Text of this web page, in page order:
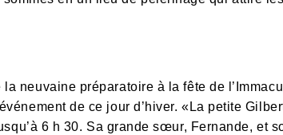
neuvaine préparatoire à la fête de
de ce jour d’hiver. «La petite
6 h 30. Sa grande sœur, Fernande, et